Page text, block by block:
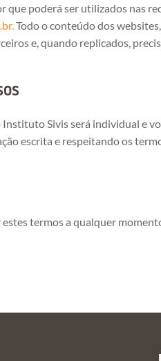
poderá ser utilizados nas
.Todo o conteúdo dos
e, quando replicados,
Instituto Sivis será individual e
escrita e respeitando os
termos a qualquer